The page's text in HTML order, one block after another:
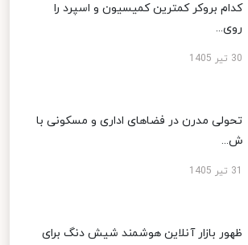
کدام بروکر کمترین کمیسیون و اسپرد را
روی...
30 تیر 1405
تحولی مدرن در فضاهای اداری و مسکونی با
ش...
ظهور بازار آنلاین هوشمند شیش دنگ برای